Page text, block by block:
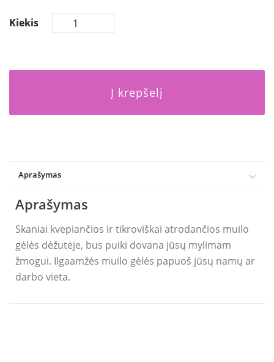
Kiekis
Į krepšelį
Aprašymas
Aprašymas
Skaniai kvepiančios ir tikroviškai atrodančios muilo
gėlės dėžutėje, bus puiki dovana jūsų mylimam
žmogui. Ilgaamžės muilo gėlės papuoš jūsų namų ar
darbo vieta.